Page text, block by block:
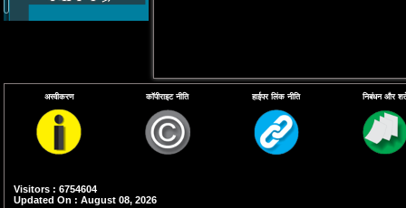
अस्वीकरण कॉपीराइट नीति हाईपर लिंक नीति निबंधन और
Visitors : 6754604
Updated On : August 08, 2026